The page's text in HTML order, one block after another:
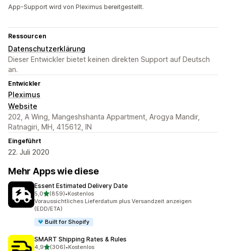
App-Support wird von Pleximus bereitgestellt.
Ressourcen
Datenschutzerklärung
Dieser Entwickler bietet keinen direkten Support auf Deutsch
an.
Entwickler
Pleximus
Website
202, A Wing, Mangeshshanta Appartment, Arogya Mandir,
Ratnagiri, MH, 415612, IN
Eingeführt
22. Juli 2020
Mehr Apps wie diese
Essent Estimated Delivery Date
5,0von 5 Sternen
(859)
859 Rezensionen insgesamt
•Kostenlos
Voraussichtliches Lieferdatum plus Versandzeit anzeigen
(EDD/ETA)
Built for Shopify
SMART Shipping Rates & Rules
4,9von 5 Sternen
(306)•Kostenlos